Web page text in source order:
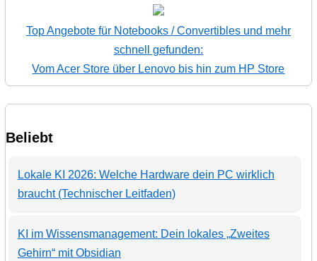
Top Angebote für Notebooks / Convertibles und mehr
schnell gefunden:
Vom Acer Store über Lenovo bis hin zum HP Store
Beliebt
Lokale KI 2026: Welche Hardware dein PC wirklich
braucht (Technischer Leitfaden)
KI im Wissensmanagement: Dein lokales „Zweites
Gehirn“ mit Obsidian